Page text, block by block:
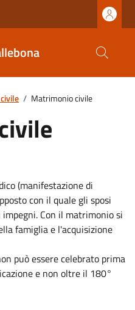
/ Matrimonio civile
(manifestazione di
con il quale gli sposi
Con il matrimonio si
famiglia e l'acquisizione
può essere celebrato prima
e non oltre il 180°